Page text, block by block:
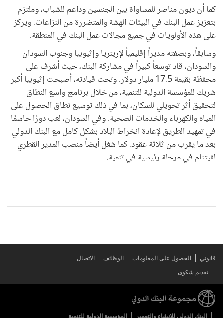
كما أن ديون مناصر للمساواة بين الجنسين وداعم للشباب، وملتزم
بتعزيز عمل البنك في البيئات الهشة والمتضررة من النزاعات. ويركز
على هذه الأولويات في جميع مجالات عمل البنك في المنطقة.
وسابقاً، وبصفته مديراً إقليمياً لإريتريا وإثيوبيا وجنوب السودان
والسودان، قاد توسعاً كبيراً في مشاركة البنك، حيث أشرف على
محفظة بقيمة 17.5 مليار دولار. وتحت قيادته، أصبحت إثيوبيا أكبر
شريك للمؤسسة الدولية للتنمية، من خلال برنامج واسع النطاق
لتحقيق أثر تحويلي للسكان، بما في ذلك توسيع نطاق الحصول على
المياه والكهرباء والخدمات الصحية. وفي السودان، لعب دورًا حاسمًا
في تمهيد الطريق لإعادة انخراط البلاد بشكل كامل مع البنك الدولي
بعد ما يقرب من ثلاثة عقود. كما شغل أيضاً منصب المدير القطري
لفيتنام في مرحلة رئيسية في تنمية.
قانوني الحصول على المعلومات الوظائف
الاتصال
تقديم شكوى
البنك الدولي للإنشاء والتعمير المؤسسة الدولية للتنمية